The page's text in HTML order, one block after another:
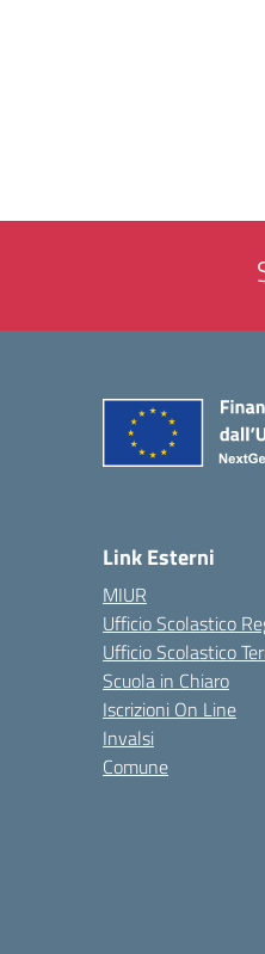
Link Esterni
MIUR
Ufficio Scolastico
Ufficio Scolastico
Scuola in Chiaro
Iscrizioni On Line
Invalsi
Comune